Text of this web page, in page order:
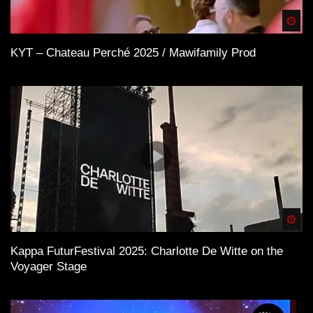
KYT – Chateau Perché 2025 / Mawifamily Prod
Kappa FuturFestival 2025: Charlotte De Witte on the
Voyager Stage